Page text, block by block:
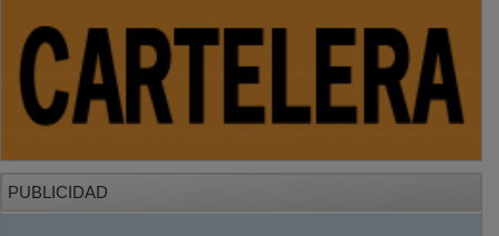
PUBLICIDAD